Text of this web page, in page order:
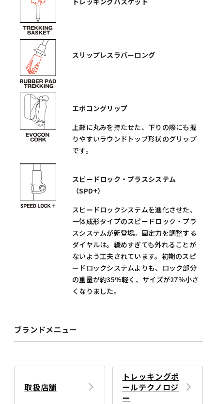
スリップレスラバーロング
エボコングリップ
上部に丸みを持たせた、下りの際にも握
りやすいラウンドトップ形状のグリップ
です。
スピードロック・プラスシステム
（SPD+）
スピードロックシステムを進化させた、
一体成形タイプのスピードロック・プラ
スシステムが新登場。固定力を調整する
ダイヤルは。緩めすぎても外れることが
ないよう工夫されています。初期のスピ
ードロックシステムよりも、ロック部分
の重量が約35％軽く、サイズが27％小さ
くなりました。
ブランドメニュー
取扱店舗
トレッキングポ
ールテクノロジ
ー